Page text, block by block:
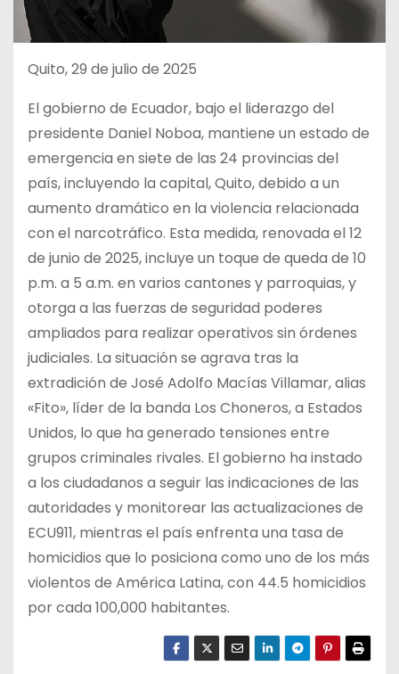
Quito, 29 de julio de 2025
El gobierno de Ecuador, bajo el liderazgo del
presidente Daniel Noboa, mantiene un estado de
emergencia en siete de las 24 provincias del
país, incluyendo la capital, Quito, debido a un
aumento dramático en la violencia relacionada
con el narcotráfico. Esta medida, renovada el 12
de junio de 2025, incluye un toque de queda de 10
p.m. a 5 a.m. en varios cantones y parroquias, y
otorga a las fuerzas de seguridad poderes
ampliados para realizar operativos sin órdenes
judiciales. La situación se agrava tras la
extradición de José Adolfo Macías Villamar, alias
«Fito», líder de la banda Los Choneros, a Estados
Unidos, lo que ha generado tensiones entre
grupos criminales rivales. El gobierno ha instado
a los ciudadanos a seguir las indicaciones de las
autoridades y monitorear las actualizaciones de
ECU911, mientras el país enfrenta una tasa de
homicidios que lo posiciona como uno de los más
violentos de América Latina, con 44.5 homicidios
por cada 100,000 habitantes.